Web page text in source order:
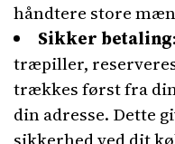
håndtere store
Sikker betaling
træpiller,
trækkes først fra
din adresse. Dette